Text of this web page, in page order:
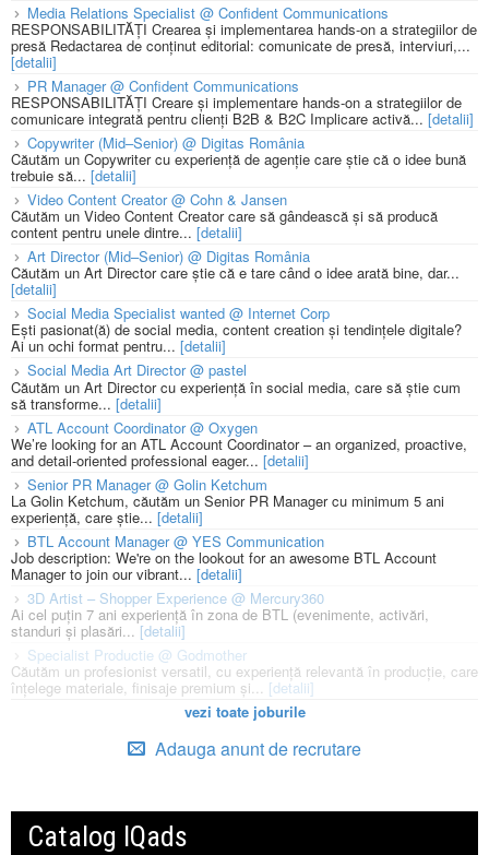
Media Relations Specialist @ Confident Communications
RESPONSABILITĂȚI Crearea și implementarea hands-on a strategiilor de
presă Redactarea de conținut editorial: comunicate de presă, interviuri,...
[detalii]
PR Manager @ Confident Communications
RESPONSABILITĂȚI Creare și implementare hands-on a strategiilor de
comunicare integrată pentru clienți B2B & B2C Implicare activă... [detalii]
Copywriter (Mid–Senior) @ Digitas România
Căutăm un Copywriter cu experiență de agenție care știe că o idee bună
trebuie să... [detalii]
Video Content Creator @ Cohn & Jansen
Căutăm un Video Content Creator care să gândească și să producă
content pentru unele dintre... [detalii]
Art Director (Mid–Senior) @ Digitas România
Căutăm un Art Director care știe că e tare când o idee arată bine, dar...
[detalii]
Social Media Specialist wanted @ Internet Corp
Ești pasionat(ă) de social media, content creation și tendințele digitale?
Ai un ochi format pentru... [detalii]
Social Media Art Director @ pastel
Căutăm un Art Director cu experiență în social media, care să știe cum
să transforme... [detalii]
ATL Account Coordinator @ Oxygen
We’re looking for an ATL Account Coordinator – an organized, proactive,
and detail-oriented professional eager... [detalii]
Senior PR Manager @ Golin Ketchum
La Golin Ketchum, căutăm un Senior PR Manager cu minimum 5 ani
experiență, care știe... [detalii]
BTL Account Manager @ YES Communication
Job description: We're on the lookout for an awesome BTL Account
Manager to join our vibrant... [detalii]
3D Artist – Shopper Experience @ Mercury360
Ai cel puțin 7 ani experiență în zona de BTL (evenimente, activări,
standuri și plasări...[detalii]
Specialist Productie @ Godmother
Căutăm un profesionist versatil, cu experiență relevantă în producție, care
înțelege materiale, finisaje premium și... [detalii]
vezi toate joburile
Adauga anunt de recrutare
Catalog IQads